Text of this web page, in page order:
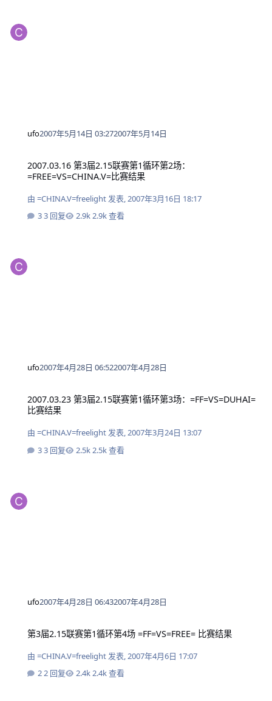
ufo2007年5月14日 03:272007年5月14日
2007.03.16 第3届2.15联赛第1循环第2场：
=FREE=VS=CHINA.V=比赛结果
由 =CHINA.V=freelight发表,2007年3月16日 18:17
3 回复
2.9k 查看
ufo2007年4月28日 06:522007年4月28日
2007.03.23 第3届2.15联赛第1循环第3场：=FF=VS=DUHAI=
比赛结果
由 =CHINA.V=freelight发表,2007年3月24日 13:07
3 回复
2.5k 查看
ufo2007年4月28日 06:432007年4月28日
第3届2.15联赛第1循环第4场 =FF=VS=FREE= 比赛结果
由 =CHINA.V=freelight发表,2007年4月6日 17:07
2 回复
2.4k 查看